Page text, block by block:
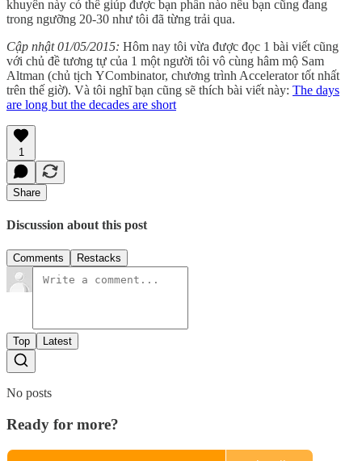
khuyên này có thể giúp được bạn phần nào nếu bạn cũng đang
trong ngưỡng 20-30 như tôi đã từng trải qua.
Cập nhật 01/05/2015: Hôm nay tôi vừa được đọc 1 bài viết cũng
với chủ đề tương tự của 1 một người tôi vô cùng hâm mộ Sam
Altman (chủ tịch YCombinator, chương trình Accelerator tốt nhất
trên thế giờ). Và tôi nghĩ bạn cũng sẽ thích bài viết này: The days
are long but the decades are short
1
Share
Discussion about this post
Comments Restacks
Top Latest
No posts
Ready for more?